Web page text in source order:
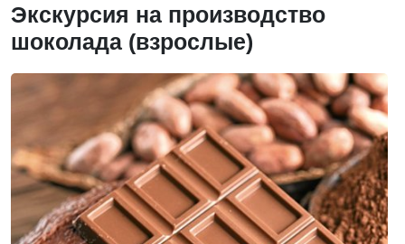
Экскурсия на производство
шоколада (взрослые)